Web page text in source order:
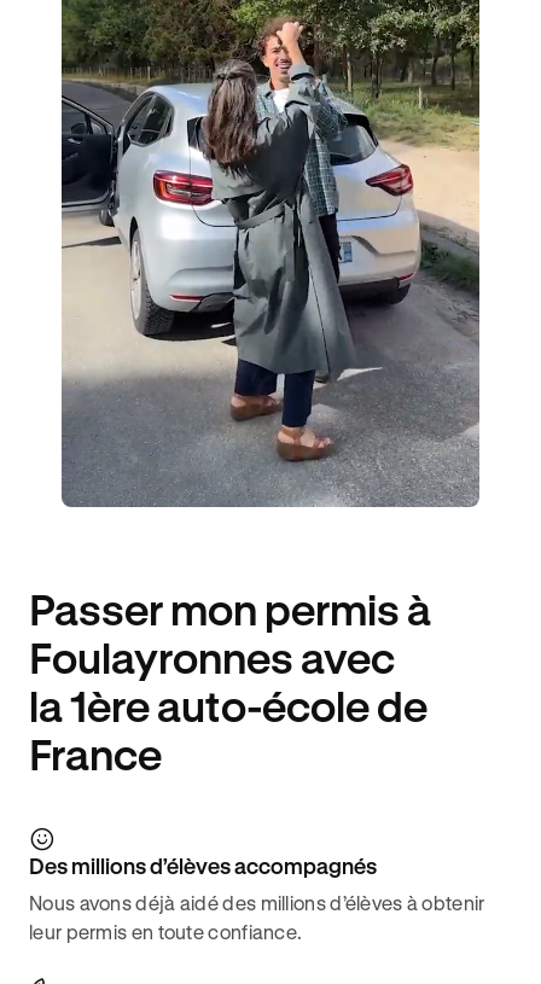
Passer mon permis à
Foulayronnes avec
la 1ère auto-école de
France
Des millions d’élèves accompagnés
Nous avons déjà aidé des millions d’élèves à obtenir
leur permis en toute confiance.